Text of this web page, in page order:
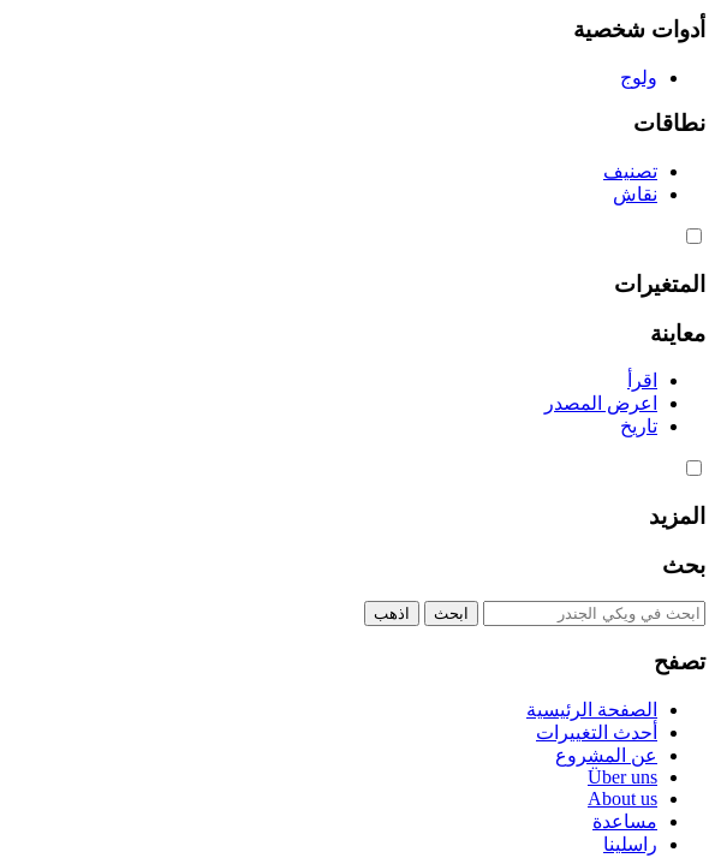
أدوات شخصية
ولوج
نطاقات
تصنيف
نقاش
المتغيرات
معاينة
اقرأ
اعرض المصدر
تاريخ
المزيد
بحث
تصفح
الصفحة الرئيسية
أحدث التغييرات
عن المشروع
Über uns
About us
مساعدة
راسلينا